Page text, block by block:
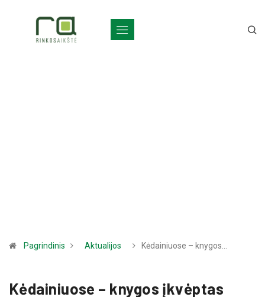
Pagrindinis Aktualijos Kėdainiuose – knygos…
Kėdainiuose – knygos įkvėptas